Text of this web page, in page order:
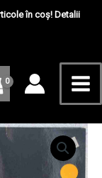
în coș! Detalii